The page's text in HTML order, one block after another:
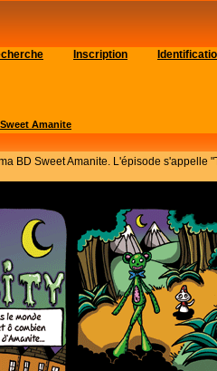
Inscription
Sweet Amanite
BD Sweet Amanite. L'épisode s'appelle